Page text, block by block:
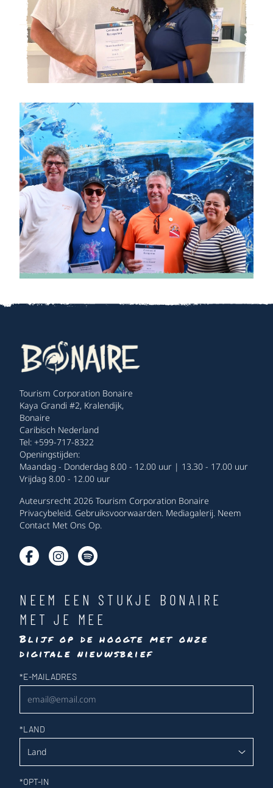
Tourism Corporation Bonaire
Kaya Grandi #2, Kralendijk,
Bonaire
Caribisch Nederland
Tel: +599-717-8322
Openingstijden:
Maandag - Donderdag 8.00 - 12.00 uur | 13.30 - 17.00 uur
Vrijdag 8.00 - 12.00 uur
Auteursrecht 2026 Tourism Corporation Bonaire
Privacybeleid. Gebruiksvoorwaarden. Mediagalerij. Neem
Contact Met Ons Op.
NEEM EEN STUKJE BONAIRE
MET JE MEE
Blijf op de hoogte met onze
digitale nieuwsbrief
Nieuwsbrief
*E-MAILADRES
*LAND
*OPT-IN